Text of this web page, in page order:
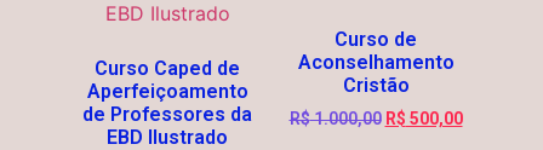
Curso Caped de
Aperfeiçoamento
de Professores da
EBD Ilustrado
Curso de
Aconselhamento
Cristão
R$1.000,00 R$ 500,00